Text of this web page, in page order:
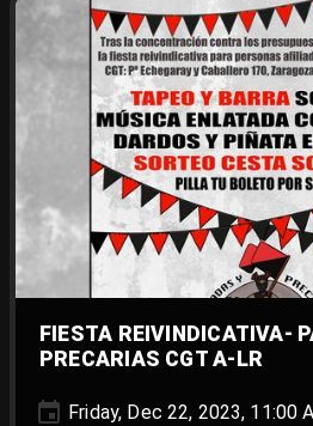
FIESTA REIVINDICATIVA-
PRECARIAS CGT A-LR
Friday, Dec 22, 2023, 11:00